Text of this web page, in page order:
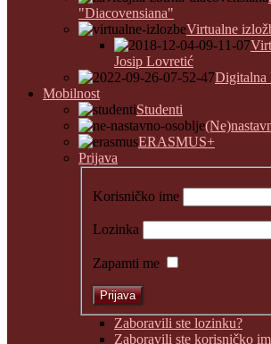
"Diacovensiana"
Virtualne
Josip Lovretić
Digitalna
Mobilnost
Studenti
ERASMUS+
Prijava
Korisničko ime
Lozinka
Zapamti me
Zaboravili ste lozinku?
Zaboravili ste korisničko